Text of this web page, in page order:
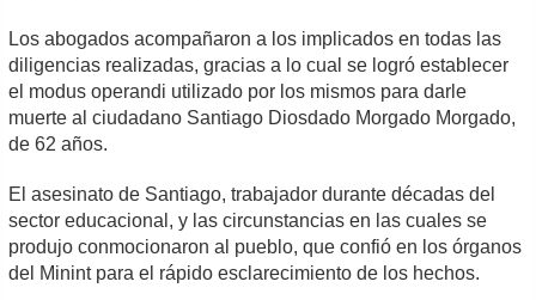
Los abogados acompañaron a los implicados en todas las
diligencias realizadas, gracias a lo cual se logró establecer
el modus operandi utilizado por los mismos para darle
muerte al ciudadano Santiago Diosdado Morgado Morgado,
de 62 años.
El asesinato de Santiago, trabajador durante décadas del
sector educacional, y las circunstancias en las cuales se
produjo conmocionaron al pueblo, que confió en los órganos
del Minint para el rápido esclarecimiento de los hechos.